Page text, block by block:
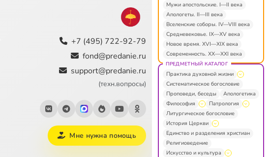
+7 (495) 722-92-79
fond@predanie.ru
support@predanie.ru
(техн.вопросы)
Мне нужна помощь
Мужи апостольские. I—II века
Апологеты. II—III века
Вселенские соборы. IV—VIII века
Средневековье. IX—XV века
Новое время. XVI—XIX века
Современность. XX—XXI века
ПРЕДМЕТНЫЙ КАТАЛОГ
Практика духовной жизни
Систематическое богословие
Проповеди, беседы
Апологетика
Философия
Патрология
Литургическое богословие
История Церкви
Единство и разделения христиан
Религиоведение
Искусство и культура